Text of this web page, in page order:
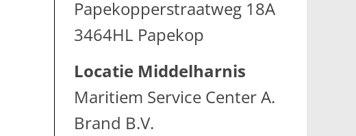
Papekopperstraatweg 18A
3464HL Papekop
Locatie Middelharnis
Maritiem Service Center A.
Brand B.V.